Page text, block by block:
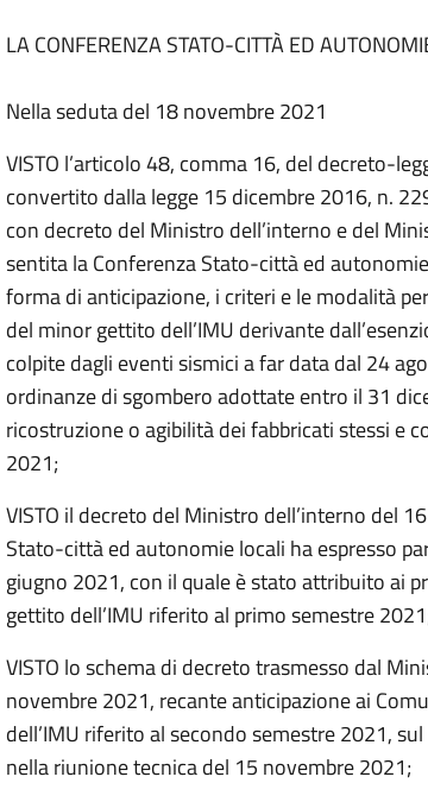
LA CONFERENZA STATO-CITTÀ ED
Nella seduta del 18 novembre 2021
VISTO l’articolo 48, comma 16, del decreto-
convertito dalla legge 15 dicembre 2016, n.
con decreto del Ministro dell’interno e del
sentita la Conferenza Stato-città ed
forma di anticipazione, i criteri e le modalità
del minor gettito dell’IMU derivante
colpite dagli eventi sismici a far data dal 24
ordinanze di sgombero adottate entro il 31
ricostruzione o agibilità dei fabbricati stessi e
2021;
VISTO il decreto del Ministro dell’interno del
Stato-città ed autonomie locali ha espresso
giugno 2021, con il quale è stato attribuito ai
gettito dell’IMU riferito al primo semestre
VISTO lo schema di decreto trasmesso dal
novembre 2021, recante anticipazione ai
dell’IMU riferito al secondo semestre 2021, sul
nella riunione tecnica del 15 novembre 2021;